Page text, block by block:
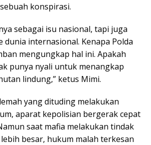
konspirasi.
sebagai isu nasional, tapi juga
dunia internasional. Kenapa Polda
mengungkap hal ini. Apakah
punya nyali untuk menangkap
lindung,” ketus Mimi.
yang dituding melakukan
aparat kepolisian bergerak cepat
saat mafia melakukan tindak
besar, hukum malah terkesan